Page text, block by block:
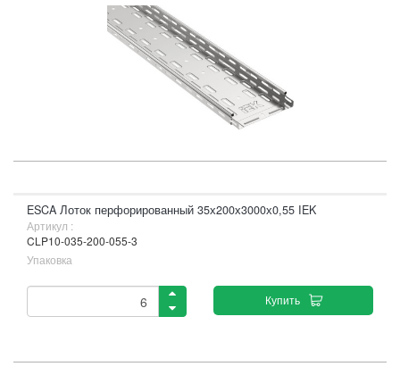
ESCA Лоток перфорированный 35х200х3000х0,55 IEK
Артикул :
CLP10-035-200-055-3
Упаковка
Купить